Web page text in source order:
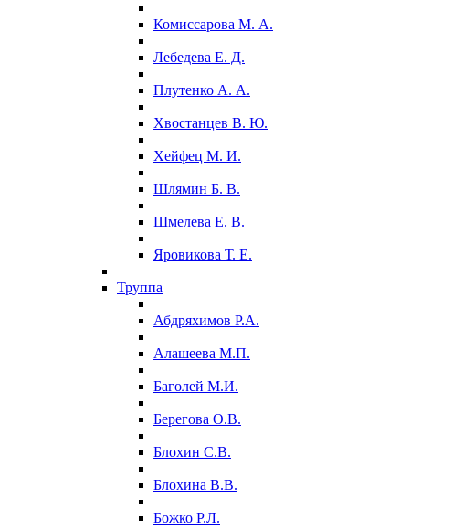
Комиссарова М. А.
Лебедева Е. Д.
Плутенко А. А.
Хвостанцев В. Ю.
Хейфец М. И.
Шлямин Б. В.
Шмелева Е. В.
Яровикова Т. Е.
Труппа
Абдряхимов Р.А.
Алашеева М.П.
Баголей М.И.
Берегова О.В.
Блохин С.В.
Блохина В.В.
Божко Р.Л.